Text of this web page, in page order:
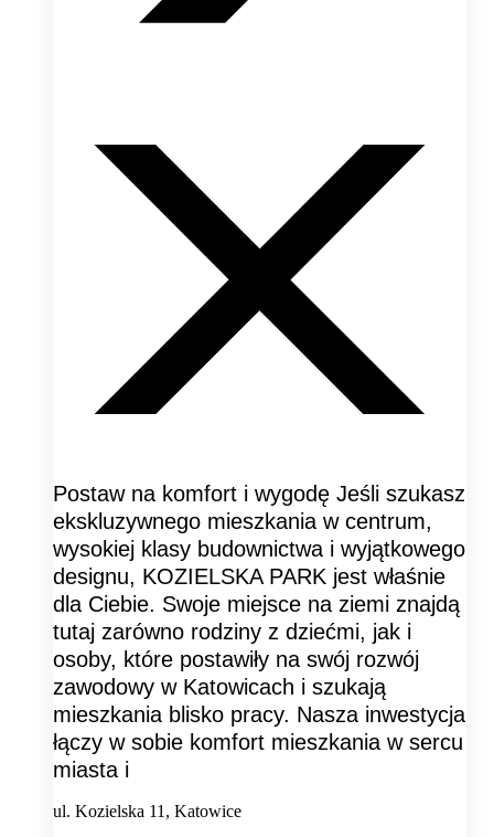
Postaw na komfort i wygodę Jeśli szukasz
ekskluzywnego mieszkania w centrum,
wysokiej klasy budownictwa i wyjątkowego
designu, KOZIELSKA PARK jest właśnie
dla Ciebie. Swoje miejsce na ziemi znajdą
tutaj zarówno rodziny z dziećmi, jak i
osoby, które postawiły na swój rozwój
zawodowy w Katowicach i szukają
mieszkania blisko pracy. Nasza inwestycja
łączy w sobie komfort mieszkania w sercu
miasta i
ul. Kozielska 11, Katowice